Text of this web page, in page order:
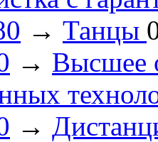
→ Танцы
→ Высшее
→